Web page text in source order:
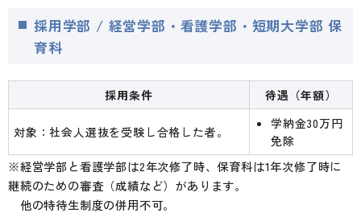
採用学部 / 経営学部・看護学部・短期大学部 保
育科
採用条件 待遇（年額）
対象：社会人選抜を受験し合格した者。
学納金30万円
免除
※経営学部と看護学部は2年次修了時、保育科は1年次修了時に
継続のための審査（成績など）があります。
他の特待生制度の併用不可。